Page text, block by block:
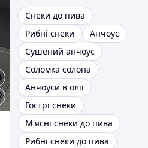
Снеки до пива
Рибні снеки
Анчоус
Сушений анчоус
Соломка солона
Анчоуси в олії
Гострі снеки
М'ясні снеки до пива
Рибні снеки до пива